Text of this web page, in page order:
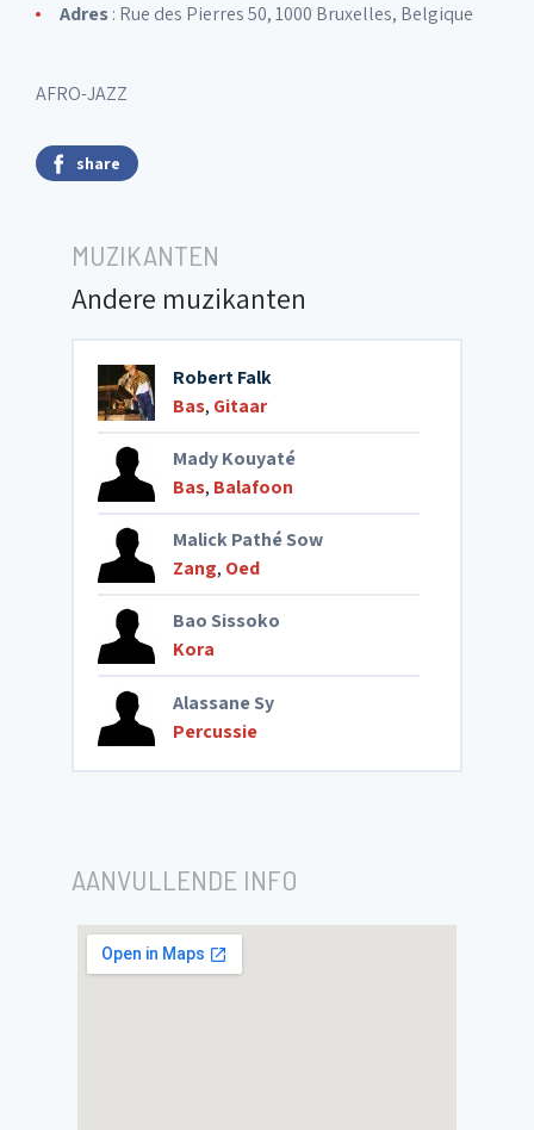
Adres: Rue des Pierres 50, 1000 Bruxelles, Belgique
AFRO-JAZZ
share
MUZIKANTEN
Andere muzikanten
Robert Falk
Bas, Gitaar
Mady Kouyaté
Bas, Balafoon
Malick Pathé Sow
Zang, Oed
Bao Sissoko
Kora
Alassane Sy
Percussie
AANVULLENDE INFO